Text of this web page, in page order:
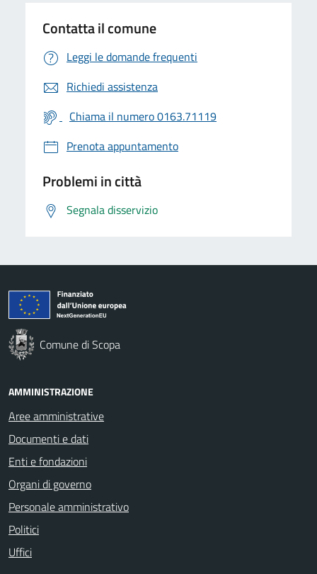
Contatta il comune
Leggi le domande frequenti
Richiedi assistenza
Chiama il numero 0163.71119
Prenota appuntamento
Problemi in città
Segnala disservizio
Comune di Scopa
AMMINISTRAZIONE
Aree amministrative
Documenti e dati
Enti e fondazioni
Organi di governo
Personale amministrativo
Politici
Uffici